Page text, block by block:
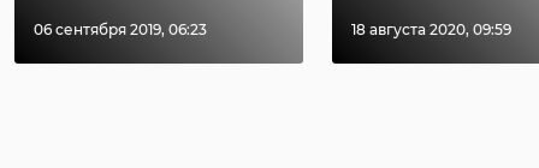
06 сентября 2019, 06:23 18 августа 2020, 09:59